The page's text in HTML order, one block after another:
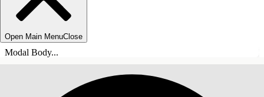
Open Main MenuClose
Modal Body...